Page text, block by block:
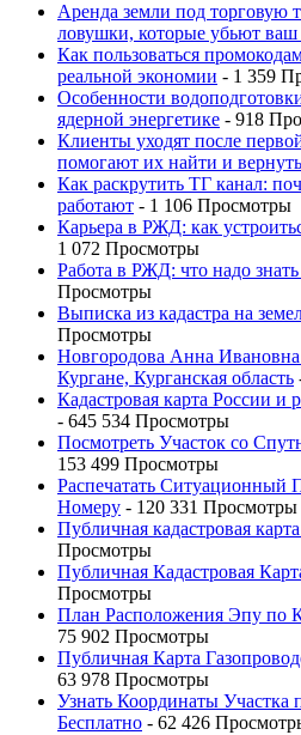
Аренда земли под торговую
ловушки, которые убьют ваш
Как пользоваться
реальной экономии - 1 359
Особенности
ядерной энергетике - 918
Клиенты уходят после
помогают их найти и вернуть
Как раскрутить ТГ канал:
работают - 1 106 Просмотры
Карьера в РЖД: как
1 072 Просмотры
Работа в РЖД: что надо
Просмотры
Выписка из кадастра на
Просмотры
Новгородова Анна
Кургане, Курганская область
Кадастровая карта России и
- 645 534 Просмотры
Посмотреть Участок со
153 499 Просмотры
Распечатать Ситуационный
Номеру - 120 331 Просмотры
Публичная кадастровая
Просмотры
Публичная Кадастровая
Просмотры
План Расположения Эпу по
75 902 Просмотры
Публичная Карта
63 978 Просмотры
Узнать Координаты Участка
Бесплатно - 62 426